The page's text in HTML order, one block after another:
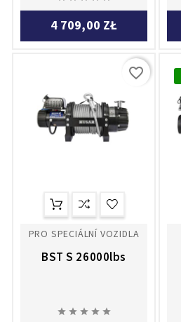
4 709,00 ZŁ
PRO SPECIÁLNÍ VOZIDLA
BST S 26000lbs
    
favorite_border